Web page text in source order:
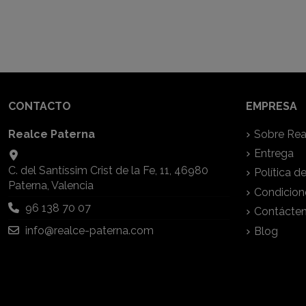
CONTACTO
Realce Paterna
C. del Santíssim Crist de la Fe, 11, 46980
Paterna, Valencia
96 138 70 07
info@realce-paterna.com
EMPRESA
Sobre
Entrega
Política
Blog